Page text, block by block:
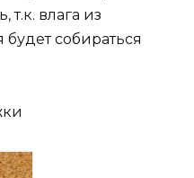
т.к. влага из
собираться